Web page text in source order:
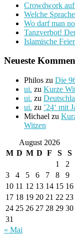
Crowdwork
Welche
Wo darf man
Tanzverbot!
Islamische
Neueste
Philos zu Die
ui. zu Kurze
ui. zu
ui. zu ’24‘ mit
Michael zu
Witzen
August 2026
M D M D F S
S
1
2
3
4 5 6 7 8
9
10 11 12 13 14 15 16
17 18 19 20 21 22 23
24 25 26 27 28 29 30
31
« Mai